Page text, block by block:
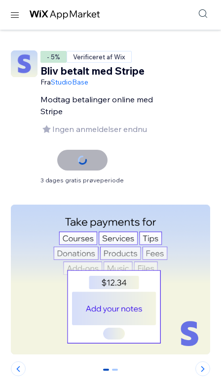
- 5% Verificeret af Wix
Bliv betalt med Stripe
FraStudioBase
Modtag betalinger online med
Stripe
Ingen anmeldelser endnu
3 dages gratis prøveperiode
0 1